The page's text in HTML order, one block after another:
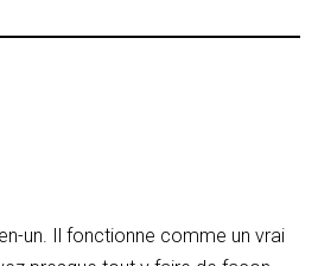
un. Il fonctionne comme un vrai